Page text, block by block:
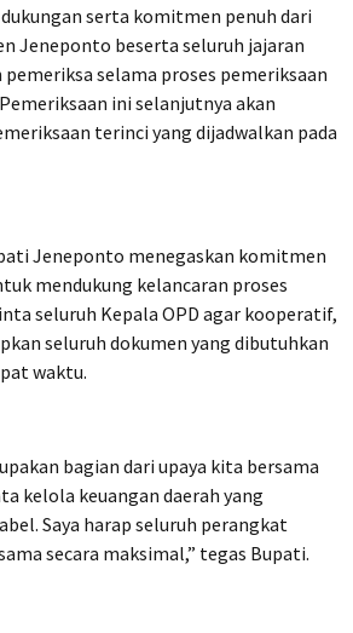
serta komitmen penuh dari
Jeneponto beserta seluruh jajaran
selama proses pemeriksaan
ini selanjutnya akan
terinci yang dijadwalkan pada
Jeneponto menegaskan komitmen
mendukung kelancaran proses
seluruh Kepala OPD agar kooperatif,
seluruh dokumen yang dibutuhkan
waktu.
bagian dari upaya kita bersama
kelola keuangan daerah yang
Saya harap seluruh perangkat
secara maksimal,” tegas Bupati.